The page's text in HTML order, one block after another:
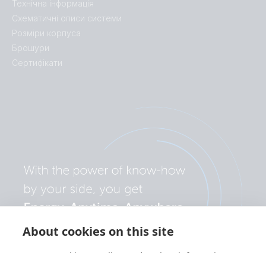
About cookies on this site
Технічна інформація
Схематичні описи системи
Розміри корпуса
Брошури
Сертифікати